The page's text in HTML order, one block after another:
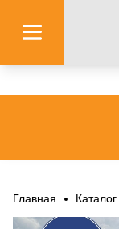
Главная Каталог